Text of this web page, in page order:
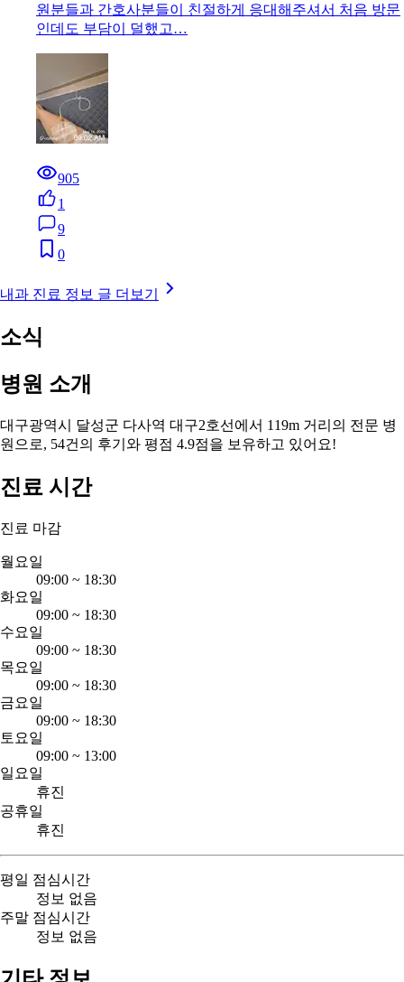
원분들과 간호사분들이 친절하게 응대해주셔서 처음 방문
인데도 부담이 덜했고…
905
1
9
0
내과 진료 정보 글 더보기
소식
병원 소개
대구광역시 달성군 다사역 대구2호선에서 119m 거리의 전문 병
원으로, 54건의 후기와 평점 4.9점을 보유하고 있어요!
진료 시간
진료 마감
월요일
09:00 ~ 18:30
화요일
09:00 ~ 18:30
수요일
09:00 ~ 18:30
목요일
09:00 ~ 18:30
금요일
09:00 ~ 18:30
토요일
09:00 ~ 13:00
일요일
휴진
공휴일
휴진
평일 점심시간
정보 없음
주말 점심시간
정보 없음